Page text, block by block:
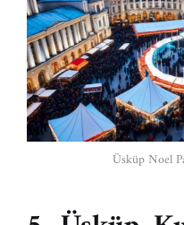
Üsküp Noel